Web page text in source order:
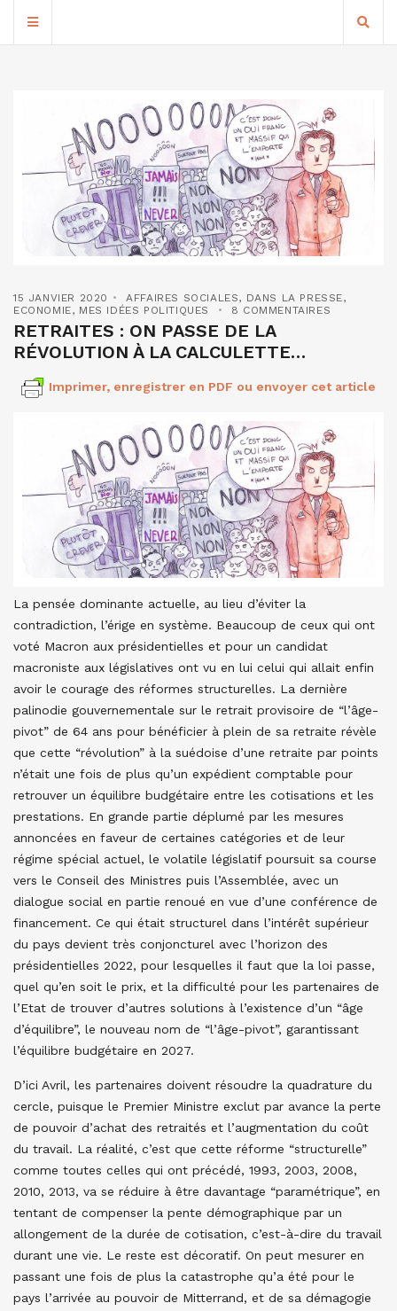
15 JANVIER 2020 AFFAIRES SOCIALES, DANS LA PRESSE,
ECONOMIE, MES IDÉES POLITIQUES 8 COMMENTAIRES
RETRAITES : ON PASSE DE LA
RÉVOLUTION À LA CALCULETTE…
Imprimer, enregistrer en PDF ou envoyer cet article
La pensée dominante actuelle, au lieu d’éviter la
contradiction, l’érige en système. Beaucoup de ceux qui ont
voté Macron aux présidentielles et pour un candidat
macroniste aux législatives ont vu en lui celui qui allait enfin
avoir le courage des réformes structurelles. La dernière
palinodie gouvernementale sur le retrait provisoire de “l’âge-
pivot” de 64 ans pour bénéficier à plein de sa retraite révèle
que cette “révolution” à la suédoise d’une retraite par points
n’était une fois de plus qu’un expédient comptable pour
retrouver un équilibre budgétaire entre les cotisations et les
prestations. En grande partie déplumé par les mesures
annoncées en faveur de certaines catégories et de leur
régime spécial actuel, le volatile législatif poursuit sa course
vers le Conseil des Ministres puis l’Assemblée, avec un
dialogue social en partie renoué en vue d’une conférence de
financement. Ce qui était structurel dans l’intérêt supérieur
du pays devient très conjoncturel avec l’horizon des
présidentielles 2022, pour lesquelles il faut que la loi passe,
quel qu’en soit le prix, et la difficulté pour les partenaires de
l’Etat de trouver d’autres solutions à l’existence d’un “âge
d’équilibre”, le nouveau nom de “l’âge-pivot”, garantissant
l’équilibre budgétaire en 2027.
D’ici Avril, les partenaires doivent résoudre la quadrature du
cercle, puisque le Premier Ministre exclut par avance la perte
de pouvoir d’achat des retraités et l’augmentation du coût
du travail. La réalité, c’est que cette réforme “structurelle”
comme toutes celles qui ont précédé, 1993, 2003, 2008,
2010, 2013, va se réduire à être davantage “paramétrique”, en
tentant de compenser la pente démographique par un
allongement de la durée de cotisation, c’est-à-dire du travail
durant une vie. Le reste est décoratif. On peut mesurer en
passant une fois de plus la catastrophe qu’a été pour le
pays l’arrivée au pouvoir de Mitterrand, et de sa démagogie